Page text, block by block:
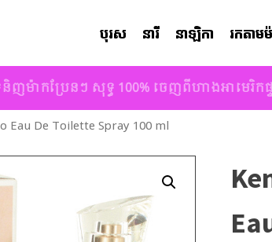
បុរស នារី នាឡិកា រកតាម
ញម៉ាកប្រែនៗ សុទ្ធ 100% ចេញពីហាងអាមេរិ
Eau De Toilette Spray 100 ml